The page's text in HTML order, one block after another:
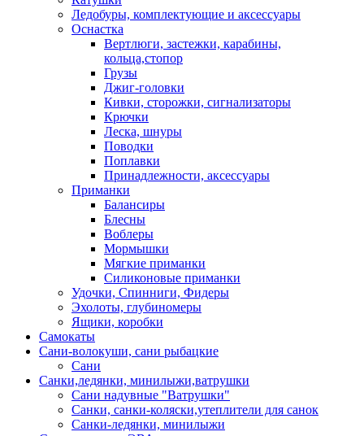
Ледобуры, комплектующие и аксессуары
Оснастка
Вертлюги, застежки, карабины,
кольца,стопор
Грузы
Джиг-головки
Кивки, сторожки, сигнализаторы
Крючки
Леска, шнуры
Поводки
Поплавки
Принадлежности, аксессуары
Приманки
Балансиры
Блесны
Воблеры
Мормышки
Мягкие приманки
Силиконовые приманки
Удочки, Спинниги, Фидеры
Эхолоты, глубиномеры
Ящики, коробки
Самокаты
Сани-волокуши, сани рыбацкие
Сани
Санки,ледянки, минилыжи,ватрушки
Сани надувные "Ватрушки"
Санки, санки-коляски,утеплители для санок
Санки-ледянки, минилыжи